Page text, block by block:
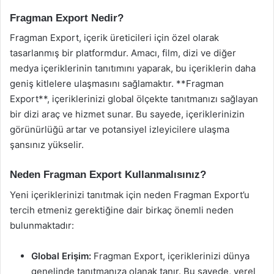
Fragman Export Nedir?
Fragman Export, içerik üreticileri için özel olarak
tasarlanmış bir platformdur. Amacı, film, dizi ve diğer
medya içeriklerinin tanıtımını yaparak, bu içeriklerin daha
geniş kitlelere ulaşmasını sağlamaktır. **Fragman
Export**, içeriklerinizi global ölçekte tanıtmanızı sağlayan
bir dizi araç ve hizmet sunar. Bu sayede, içeriklerinizin
görünürlüğü artar ve potansiyel izleyicilere ulaşma
şansınız yükselir.
Neden Fragman Export Kullanmalısınız?
Yeni içeriklerinizi tanıtmak için neden Fragman Export’u
tercih etmeniz gerektiğine dair birkaç önemli neden
bulunmaktadır:
Global Erişim: Fragman Export, içeriklerinizi dünya
genelinde tanıtmanıza olanak tanır. Bu sayede, yerel